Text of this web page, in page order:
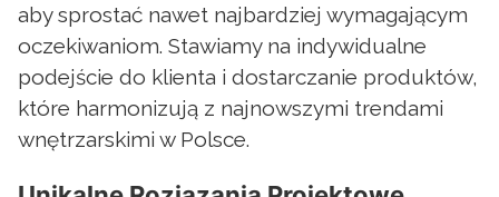
aby sprostać nawet najbardziej wymagającym
oczekiwaniom. Stawiamy na indywidualne
podejście do klienta i dostarczanie produktów,
które harmonizują z najnowszymi trendami
wnętrzarskimi w Polsce.